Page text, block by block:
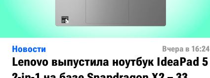
Новости Вчера в 16:24
Lenovo выпустила ноутбук IdeaPad 5